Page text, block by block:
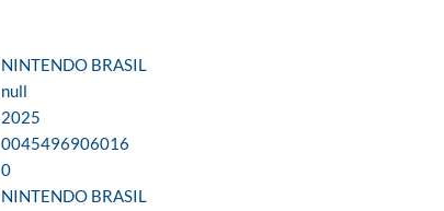
NINTENDO BRASIL
null
2025
0045496906016
0
NINTENDO BRASIL